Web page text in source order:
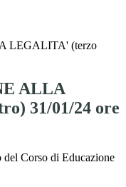
LEGALITA' (terzo
ALLA
31/01/24 ore
Corso di Educazione